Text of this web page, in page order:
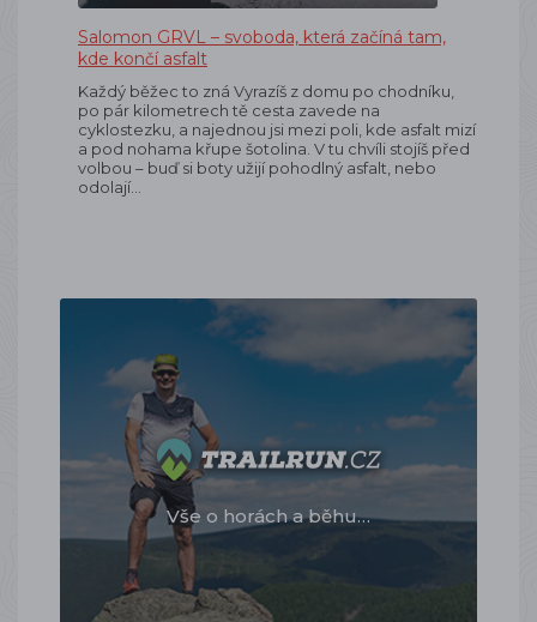
Salomon GRVL – svoboda, která začíná tam,
kde končí asfalt
Každý běžec to zná Vyrazíš z domu po chodníku,
po pár kilometrech tě cesta zavede na
cyklostezku, a najednou jsi mezi poli, kde asfalt mizí
a pod nohama křupe šotolina. V tu chvíli stojíš před
volbou – buď si boty užijí pohodlný asfalt, nebo
odolají…
Vše o horách a běhu…